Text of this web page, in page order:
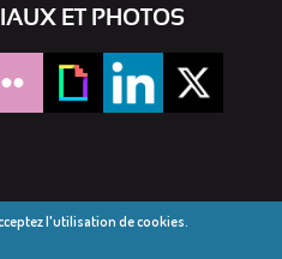
ET PHOTOS
l'utilisation de cookies.